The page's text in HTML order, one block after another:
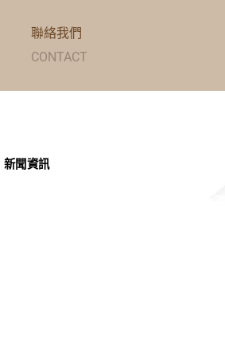
聯絡我們
CONTACT
新聞資訊